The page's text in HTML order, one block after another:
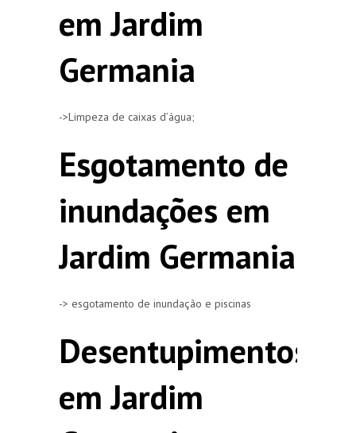
em Jardim
Germania
->Limpeza de caixas d’água;
Esgotamento de
inundações em
Jardim Germania
-> esgotamento de inundação e piscinas
Desentupimentos
em Jardim